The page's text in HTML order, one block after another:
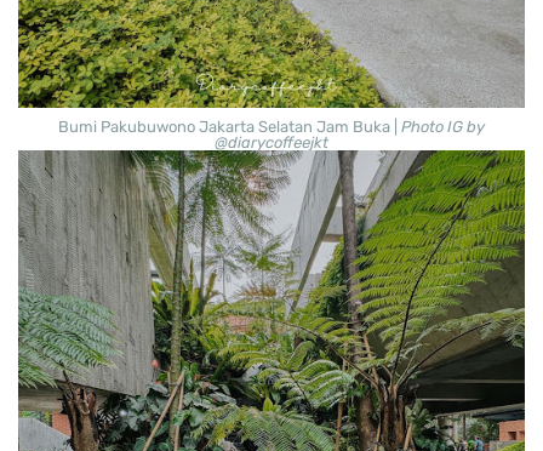
Bumi Pakubuwono Jakarta Selatan Jam Buka | Photo IG by
@diarycoffeejkt